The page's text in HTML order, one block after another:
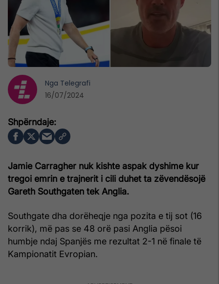
Jamie Carragher nuk kishte aspak dyshime kur
tregoi emrin e trajnerit i cili duhet ta zëvendësojë
Gareth Southgaten tek Anglia.
Southgate dha dorëheqje nga pozita e tij sot (16
korrik), më pas se 48 orë pasi Anglia pësoi
humbje ndaj Spanjës me rezultat 2-1 në finale të
Kampionatit Evropian.
Nga Telegrafi
16/07/2024